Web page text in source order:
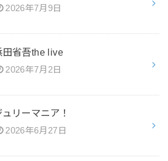
2026年7月9日
田省吾the live
2026年7月2日
ュリーマニア！
2026年6月27日